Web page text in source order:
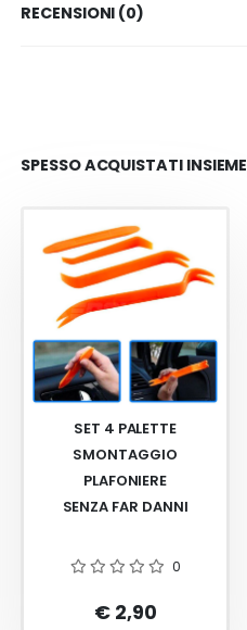
RECENSIONI (0)
SPESSO ACQUISTATI INSIEME
SET 4 PALETTE
SMONTAGGIO
PLAFONIERE
SENZA FAR DANNI
0
€ 2,90